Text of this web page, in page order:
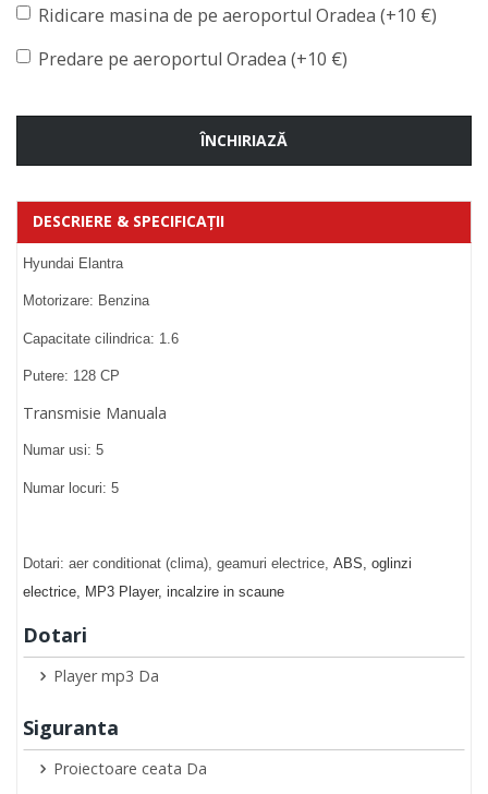
Ridicare masina de pe aeroportul Oradea (+10 €)
Predare pe aeroportul Oradea (+10 €)
ÎNCHIRIAZĂ
DESCRIERE & SPECIFICAŢII
Hyundai Elantra
Motorizare: Benzina
Capacitate cilindrica: 1.6
Putere: 128 CP
Transmisie Manuala
Numar usi: 5
Numar locuri: 5
Dotari: aer conditionat (clima), geamuri electrice, ABS, oglinzi
electrice, MP3 Player, incalzire in scaune
Dotari
Player mp3 Da
Siguranta
Proiectoare ceata Da